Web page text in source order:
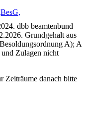
. dbb beamtenbund
. Grundgehalt aus
A); A
Zulagen nicht
Zeiträume danach bitte